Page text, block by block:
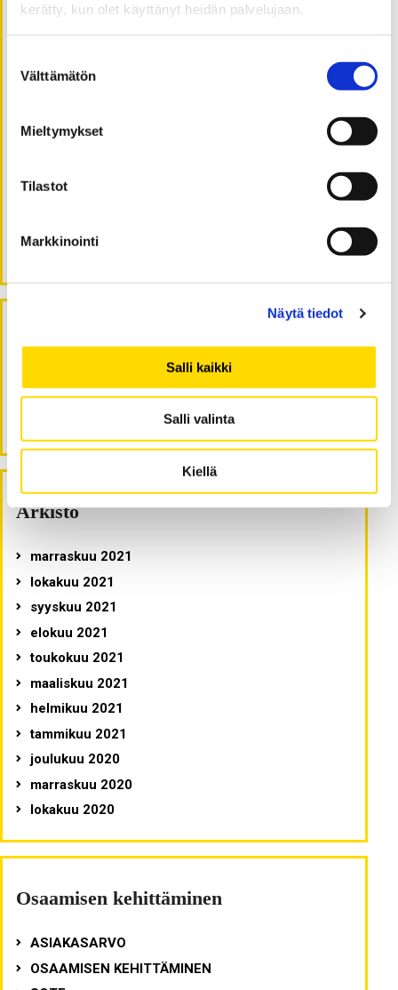
kerätty, kun olet käyttänyt heidän palvelujaan.
valinta
Välttämätön
Mieltymykset
Tilastot
Markkinointi
Näytä tiedot
Salli kaikki
Salli valinta
Kiellä
Viimeisimmät artikkelit
Muutosvalmius on tärkeä kyky
nautinnollinen asiakaspolku
johtajuuspuhetta nostamme esiin?
Turvallisuuskulttuurista ja sen
Viimeisimmät kommentit
Erkki Keski-Nisula:
organisaatiomuutoksesta selviytymiseen
Arkisto
marraskuu 2021
lokakuu 2021
syyskuu 2021
elokuu 2021
toukokuu 2021
maaliskuu 2021
helmikuu 2021
tammikuu 2021
joulukuu 2020
marraskuu 2020
lokakuu 2020
Osaamisen kehittäminen
ASIAKASARVO
OSAAMISEN KEHITTÄMINEN